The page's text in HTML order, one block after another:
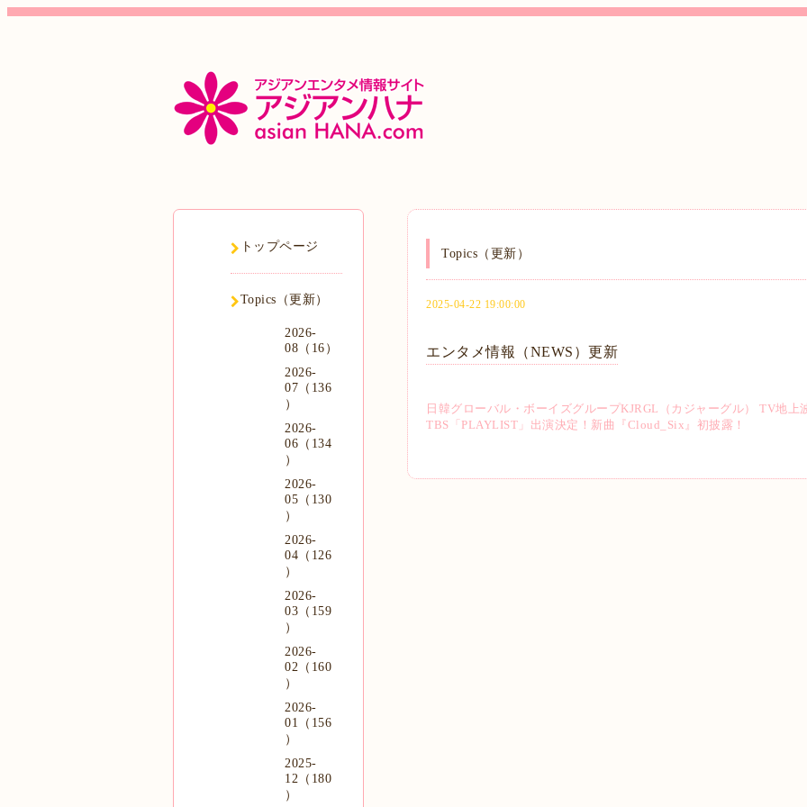
Topics（更新）
2025-04-22 19:00:00
エンタメ情報（NEWS）更新
日韓グローバル・ボーイズグループKJRGL（カジャーグル） TV地上
TBS「PLAYLIST」出演決定！新曲『Cloud_Six』初披露！
トップページ
Topics（更新）
2026-
08（16）
2026-
07（136
）
2026-
06（134
）
2026-
05（130
）
2026-
04（126
）
2026-
03（159
）
2026-
02（160
）
2026-
01（156
）
2025-
12（180
）